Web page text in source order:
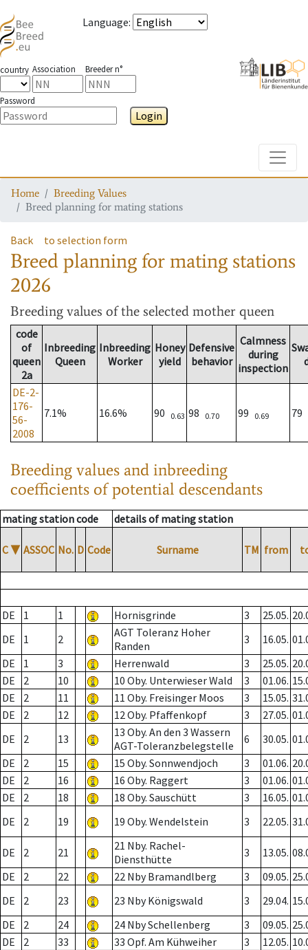
Language:
country Association Breeder n°
Password
Login
Home
Breeding Values
Breed planning for mating stations
Back to selection form
Breed planning for mating stations
2026
Breeding values of the selected mother queen
code
of
queen
2a
Inbreeding
Queen
Inbreeding
Worker
Honey
yield
Defensive
behavior
Calmness
during
inspection
DE-2-
176-
56-
2008
7.1% 16.6% 90 0.63 98 0.70 99 0.69 79
Breeding values and inbreeding
coefficients of potential descendants
mating station code details of mating station
C ▼ ASSOC No. D Code Surname TM from
DE 1 1 Hornisgrinde 3 25.05.
DE
1 2
AGT Toleranz Hoher
Randen
3 16.05.
DE
1 3 Herrenwald 3 25.05.
DE
2 10 10 Oby. Unterwieser Wald 3 01.06.
DE
2 11 11 Oby. Freisinger Moos 3 15.05.
DE
2 12 12 Oby. Pfaffenkopf 3 27.05.
DE
2 13
13 Oby. An den 3 Wassern
AGT-Toleranzbelegstelle
6 30.05.
DE
2 15 15 Oby. Sonnwendjoch 3 01.06.
DE
2 16 16 Oby. Raggert 3 01.06.
DE
2 18 18 Oby. Sauschütt 3 16.05.
DE
2 19 19 Oby. Wendelstein 3 22.05.
DE 2 21
21 Nby. Rachel-
Diensthütte
3 13.05.
DE
2 22 22 Nby Bramandlberg 3 09.05.
DE
2 23 23 Nby Königswald 3 29.04.
DE
2 24 24 Nby Schellenberg 3 09.05.
DE
2 33 33 Opf. Am Kühweiher 3 12.05.